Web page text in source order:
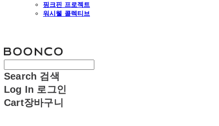
핑크핀 프로젝트
워시웰 콜렉티브
Search 검색
Log In 로그인
Cart장바구니